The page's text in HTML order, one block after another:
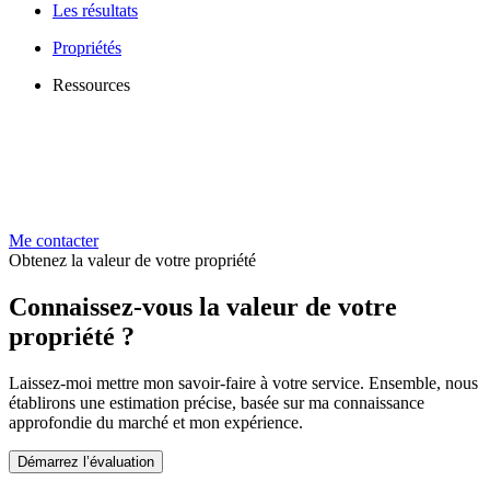
Les résultats
Propriétés
Ressources
Me contacter
Obtenez la valeur de votre propriété
Connaissez-vous la valeur de votre
propriété ?
Laissez-moi mettre mon savoir-faire à votre service. Ensemble, nous
établirons une estimation précise, basée sur ma connaissance
approfondie du marché et mon expérience.
Démarrez l’évaluation